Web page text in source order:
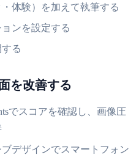
体験）を加えて執筆する
ンを設定する
る
を改善する
でスコアを確認し、画像圧
ブデザインでスマートフォン